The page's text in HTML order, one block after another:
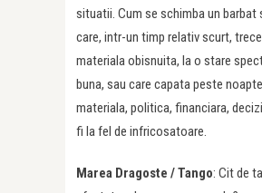
situatii. Cum se schimba un barbat
care, intr-un timp relativ scurt,
materiala obisnuita, la o stare
buna, sau care capata peste
materiala, politica, financiara,
fi la fel de infricosatoare.
Marea Dragoste /Tango: Cit de